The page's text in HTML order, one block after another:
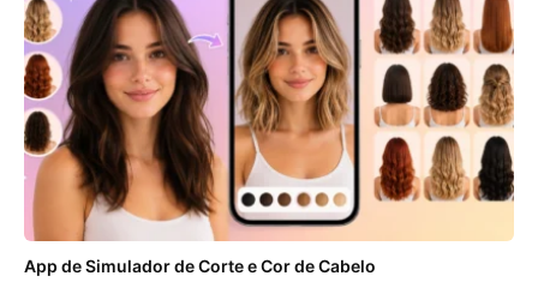
App de Simulador de Corte e Cor de Cabelo